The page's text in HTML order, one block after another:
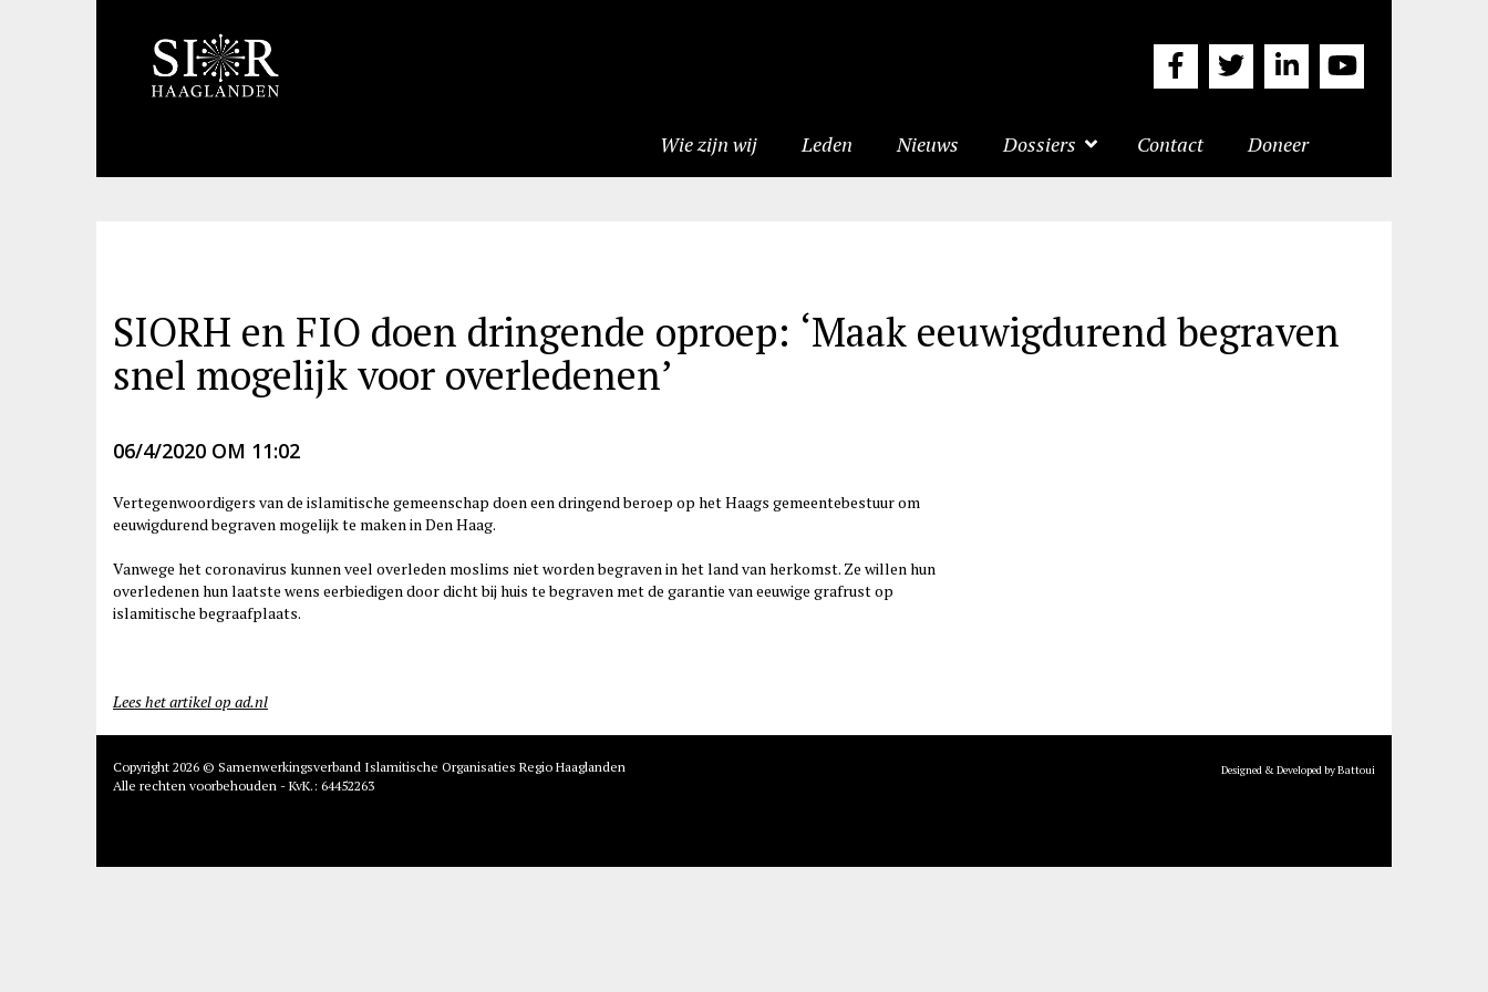
Wie zijn wij Leden Nieuws Dossiers Contact Doneer
SIORH en FIO doen dringende oproep: ‘Maak eeuwigdurend begraven
snel mogelijk voor overledenen’
06/4/2020 OM 11:02
Vertegenwoordigers van de islamitische gemeenschap doen een dringend beroep op het Haags gemeentebestuur om
eeuwigdurend begraven mogelijk te maken in Den Haag.
Vanwege het coronavirus kunnen veel overleden moslims niet worden begraven in het land van herkomst. Ze willen hun
overledenen hun laatste wens eerbiedigen door dicht bij huis te begraven met de garantie van eeuwige grafrust op
islamitische begraafplaats.
Lees het artikel op ad.nl
Copyright 2026 © Samenwerkingsverband Islamitische Organisaties Regio Haaglanden
Alle rechten voorbehouden - KvK.: 64452263
Designed & Developed by Battoui